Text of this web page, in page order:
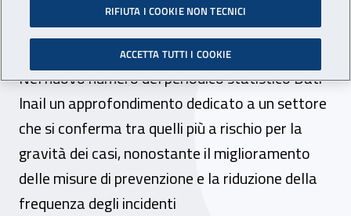
infortuni in calo ma
aumentano i casi mortali
Nel nuovo numero del periodico statistico Dati
Inail un approfondimento dedicato a un settore
che si conferma tra quelli più a rischio per la
gravità dei casi, nonostante il miglioramento
delle misure di prevenzione e la riduzione della
frequenza degli incidenti
RIFIUTA I COOKIE NON TECNICI
ACCETTA TUTTI I COOKIE